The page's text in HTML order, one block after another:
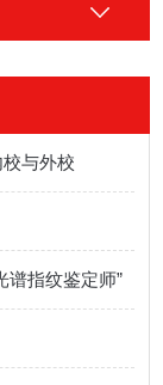
与外校
指纹鉴定师”